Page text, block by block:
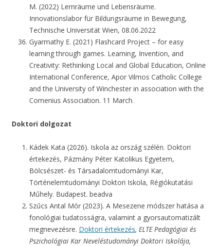
M. (2022) Lernräume und Lebensräume.
Innovationslabor für Bildungsräume in Bewegung,
Technische Universität Wien, 08.06.2022
Gyarmathy E. (2021) Flashcard Project – for easy
learning through games. Learning, Invention, and
Creativity: Rethinking Local and Global Education, Online
International Conference, Apor Vilmos Catholic College
and the University of Winchester in association with the
Comenius Association. 11 March.
Doktori dolgozat
Kádek Kata (2026). Iskola az ország szélén. Doktori
értekezés, Pázmány Péter Katolikus Egyetem,
Bölcsészet- és Társadalomtudományi Kar,
Történelemtudományi Doktori Iskola, Régiókutatási
Műhely. Budapest. beadva
Szűcs Antal Mór (2023). A Mesezene módszer hatása a
fonológiai tudatosságra, valamint a gyorsautomatizált
megnevezésre. Doktori értekezés, ELTE Pedagógiai és
Pszichológiai Kar Neveléstudományi Doktori Iskolája,